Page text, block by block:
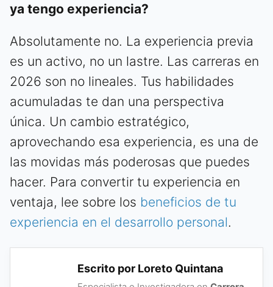
ya tengo experiencia?
Absolutamente no. La experiencia previa
es un activo, no un lastre. Las carreras en
2026 son no lineales. Tus habilidades
acumuladas te dan una perspectiva
única. Un cambio estratégico,
aprovechando esa experiencia, es una de
las movidas más poderosas que puedes
hacer. Para convertir tu experiencia en
ventaja, lee sobre los beneficios de tu
experiencia en el desarrollo personal.
Escrito por Loreto Quintana